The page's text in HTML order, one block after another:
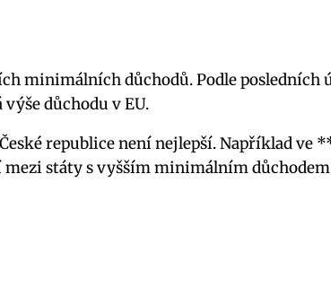
minimálních důchodů. Podle
důchodu v EU.
republice není nejlepší. Například
státy s vyšším minimálním důchodem